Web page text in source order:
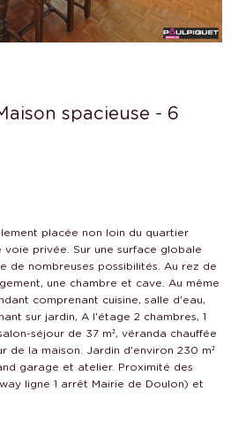
spacieuse - 6
placée non loin du quartier
voie privée. Sur une surface globale
de nombreuses possibilités. Au rez de
une chambre et cave. Au même
comprenant cuisine, salle d'eau,
sur jardin, A l'étage 2 chambres, 1
séjour de 37 m², véranda chauffée
de la maison. Jardin d'environ 230 m²
garage et atelier. Proximité des
ligne 1 arrêt Mairie de Doulon) et